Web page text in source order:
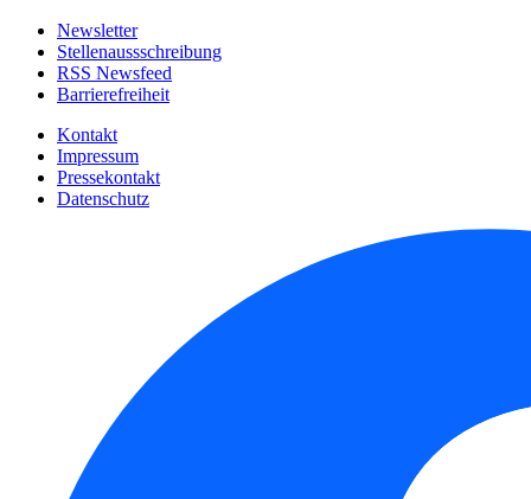
Newsletter
Stellenaussschreibung
RSS Newsfeed
Barrierefreiheit
Kontakt
Impressum
Pressekontakt
Datenschutz